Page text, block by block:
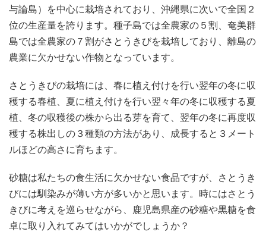
与論島）を中心に栽培されており、沖縄県に次いで全国２
位の生産量を誇ります。種子島では全農家の５割、奄美群
島では全農家の７割がさとうきびを栽培しており、離島の
農業に欠かせない作物となっています。
さとうきびの栽培には、春に植え付けを行い翌年の冬に収
穫する春植、夏に植え付けを行い翌々年の冬に収穫する夏
植、冬の収穫後の株から出る芽を育て、翌年の冬に再度収
穫する株出しの３種類の方法があり、成長すると３メート
ルほどの高さに育ちます。
砂糖は私たちの食生活に欠かせない食品ですが、さとうき
びには馴染みが薄い方が多いかと思います。時にはさとう
きびに考えを巡らせながら、鹿児島県産の砂糖や黒糖を食
卓に取り入れてみてはいかがでしょうか？